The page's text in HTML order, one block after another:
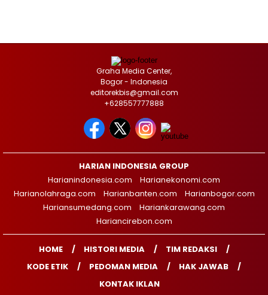
Graha Media Center,
Bogor - Indonesia
editorekbis@gmail.com
+628557777888
HARIAN INDONESIA GROUP
Harianindonesia.com
Harianekonomi.com
Harianolahraga.com
Harianbanten.com
Harianbogor.com
Hariansumedang.com
Hariankarawang.com
Hariancirebon.com
HOME HISTORI MEDIA
TIM REDAKSI
KODE ETIK
PEDOMAN MEDIA
HAK JAWAB
KONTAK IKLAN